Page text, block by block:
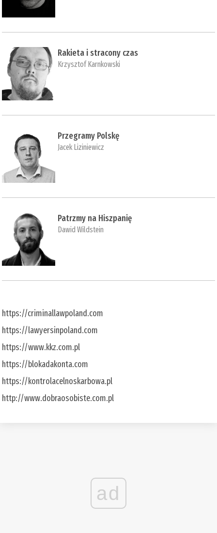
Rakieta i stracony czas
Krzysztof Karnkowski
Przegramy Polskę
Jacek Liziniewicz
Patrzmy na Hiszpanię
Dawid Wildstein
https://criminallawpoland.com
https://lawyersinpoland.com
https://www.kkz.com.pl
https://blokadakonta.com
https://kontrolacelnoskarbowa.pl
http://www.dobraosobiste.com.pl
ad